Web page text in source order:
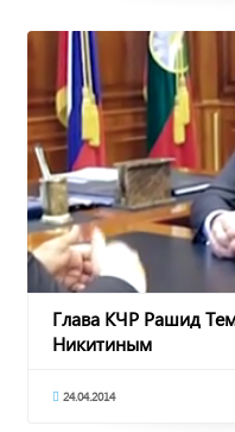
Глава КЧР Рашид
Никитиным
24.04.2014